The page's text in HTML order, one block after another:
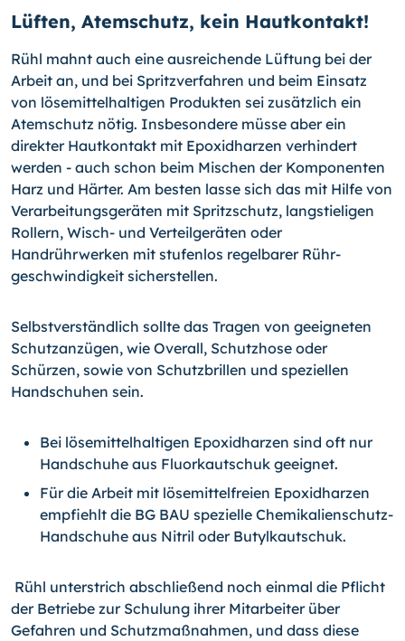
Lüften, Atemschutz, kein Hautkontakt!
Rühl mahnt auch eine ausreichende Lüftung bei der
Arbeit an, und bei Spritzverfah­ren und beim Einsatz
von lösemittelhaltigen Produkten sei zusätzlich ein
Atemschutz nötig. Insbesondere müsse aber ein
direkter Hautkontakt mit Epoxidharzen verhindert
werden - auch schon beim Mischen der Komponenten
Harz und Härter. Am besten lasse sich das mit Hilfe von
Verarbeitungsgeräten mit Spritzschutz, langstieligen
Rol­lern, Wisch- und Verteilgeräten oder
Handrührwerken mit stufenlos regelbarer Rühr­
geschwin­digkeit sicherstellen.
Selbstverständlich sollte das Tragen von geeigneten
Schutzanzügen, wie Overall, Schutzhose oder
Schürzen, sowie von Schutzbrillen und speziellen
Handschuhen sein.
Bei lösemittelhaltigen Epoxidharzen sind oft nur
Handschuhe aus Fluorkautschuk geeignet.
Für die Arbeit mit lösemittelfreien Epoxidharzen
empfiehlt die BG BAU spezielle Chemikalienschutz-
Handschuhe aus Nitril oder Butylkautschuk.
Rühl unterstrich abschließend noch einmal die Pflicht
der Betriebe zur Schulung ihrer Mitarbeiter über
Gefahren und Schutzmaßnahmen, und dass diese